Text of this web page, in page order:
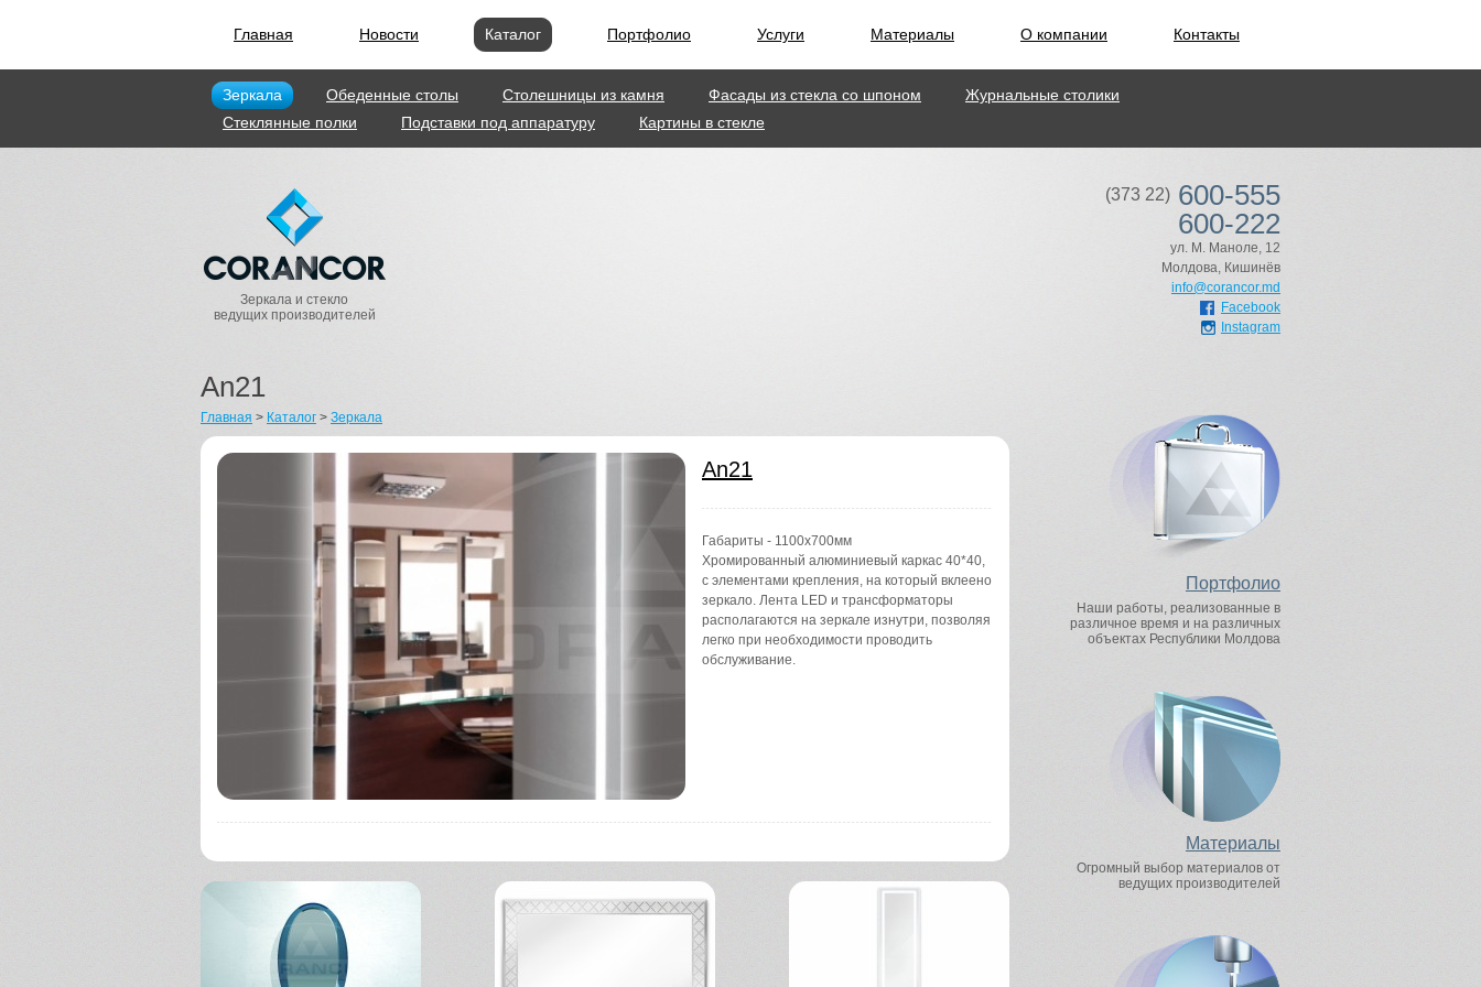
Главная Новости Каталог Портфолио Услуги Материалы О компании Контакты
Зеркала Обеденные столы Столешницы из камня Фасады из стекла со шпоном
Журнальные столики
Стеклянные полки
Подставки под аппаратуру Картины в стекле
Зеркала и стекло
ведущих производителей
(373 22) 600-555
600-222
ул. М. Маноле, 12
Молдова, Кишинёв
info@corancor.md
Facebook
Instagram
An21
Главная > Каталог > Зеркала
An21
Габариты - 1100x700мм
Хромированный алюминиевый каркас 40*40,
с элементами крепления, на который вклеено
зеркало. Лента LED и трансформаторы
располагаются на зеркале изнутри, позволяя
легко при необходимости проводить
обслуживание.
Портфолио
Наши работы, реализованные в
различное время и на различных
объектах Республики Молдова
Материалы
Огромный выбор материалов от
ведущих производителей